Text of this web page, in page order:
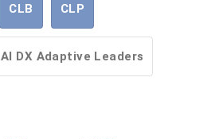
CLB CLP
AI DX Adaptive Leaders